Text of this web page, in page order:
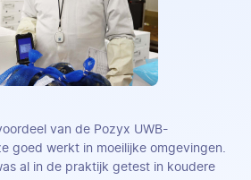
van de Pozyx UWB-
goed werkt in moeilijke omgevingen.
al in de praktijk getest in koudere